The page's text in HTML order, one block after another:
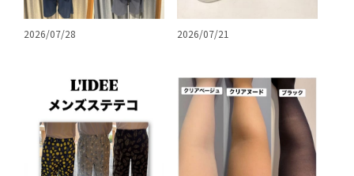
2026/07/28 2026/07/21